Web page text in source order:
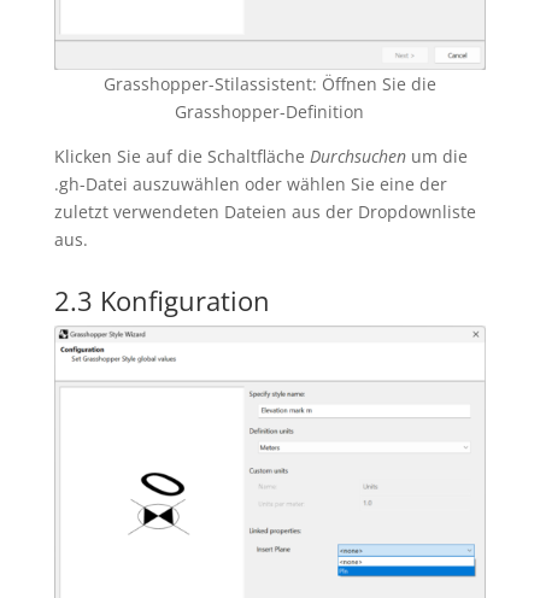
Grasshopper-Stilassistent: Öffnen Sie die
Grasshopper-Definition
Klicken Sie auf die Schaltfläche Durchsuchenum die
.gh-Datei auszuwählen oder wählen Sie eine der
zuletzt verwendeten Dateien aus der Dropdownliste
aus.
2.3 Konfiguration